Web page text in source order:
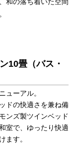
10畳（バス・
ューアル。
ドの快適さを兼ね備
ンズ製ツインベッド
室で、ゆったり快適
ます。